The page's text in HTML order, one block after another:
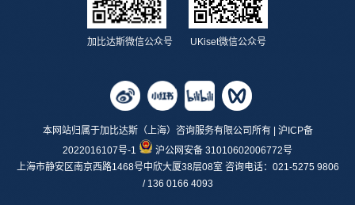
加比达斯微信公众号 UKiset微信公众号
本网站归属于加比达斯（上海）咨询服务有限公司所有 | 沪ICP备
2022016107号-1
沪公网安备 31010602006772号
上海市静安区南京西路1468号中欣大厦38层08室 咨询电话：021-5275 9806
/ 136 0166 4093